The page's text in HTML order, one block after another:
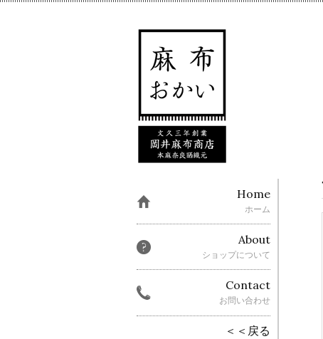
Home
ホーム
About
ショップについて
Contact
お問い合わせ
＜＜戻る